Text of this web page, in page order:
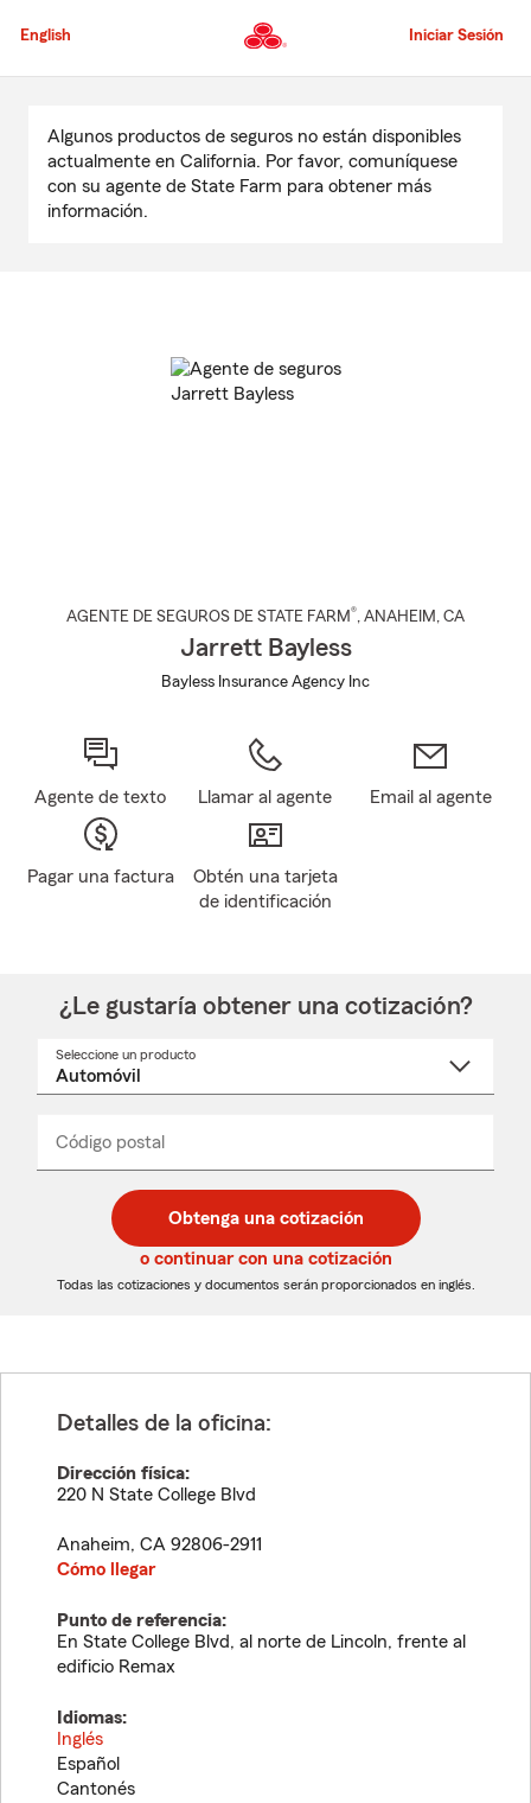
al
principal
English Iniciar Sesión
contenido
principal
Algunos productos de seguros no están disponibles
actualmente en California. Por favor, comuníquese
con su agente de State Farm para obtener más
información.
AGENTE DE SEGUROS DE STATE FARM®, ANAHEIM , CA
Jarrett Bayless
Bayless Insurance Agency Inc
Agente de texto Llamar al agente Email al agente
Pagar una factura
Obtén una tarjeta
de identificación
¿Le gustaría obtener una cotización?
Seleccione un producto
desplegable
Código postal
de
5
dígitos
de
5
dígitos
_____
Obtenga una cotización
o continuar con una cotización
Todas las cotizaciones y documentos serán proporcionados en inglés.
Detalles de la oficina:
Dirección física:
220 N State College Blvd
Anaheim, CA 92806-2911
Cómo llegar
Punto de referencia:
En State College Blvd, al norte de Lincoln, frente al
edificio Remax
Idiomas:
Inglés
Español
Cantonés